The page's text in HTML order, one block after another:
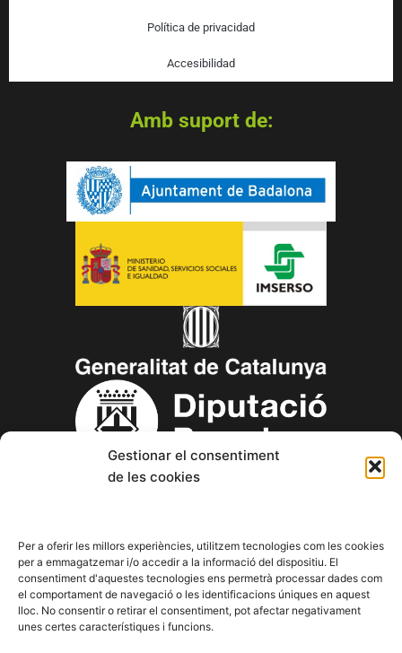
Gestionar el consentiment
de les cookies
Per a oferir les millors experiències, utilitzem tecnologies com les cookies
per a emmagatzemar i/o accedir a la informació del dispositiu. El
consentiment d'aquestes tecnologies ens permetrà processar dades com
el comportament de navegació o les identificacions úniques en aquest
lloc. No consentir o retirar el consentiment, pot afectar negativament
unes certes característiques i funcions.
Política de privacidad
Accesibilidad
Amb suport de:
F
a
c
T
w
i
Y
o
u
I
n
L
i